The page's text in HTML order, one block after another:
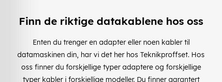
Finn de riktige datakablene hos oss
Enten du trenger en adapter eller noen kabler til
datamaskinen din, har vi det her hos Teknikproffset. Hos
oss finner du forskjellige typer adaptere og forskjellige
typer kabler i forskjellige modeller. Du finner garantert